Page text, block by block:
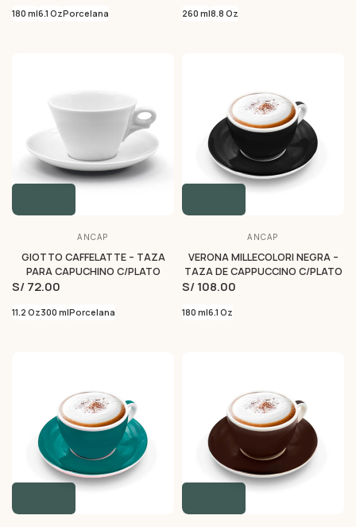
180 ml6.1 OzPorcelana 260 ml8.8 Oz
ANCAP
GIOTTO CAFFELATTE – TAZA
PARA CAPUCHINO C/PLATO
S/ 72.00
11.2 Oz300 mlPorcelana
ANCAP
VERONA MILLECOLORI NEGRA –
TAZA DE CAPPUCCINO C/PLATO
S/ 108.00
180 ml6.1 Oz